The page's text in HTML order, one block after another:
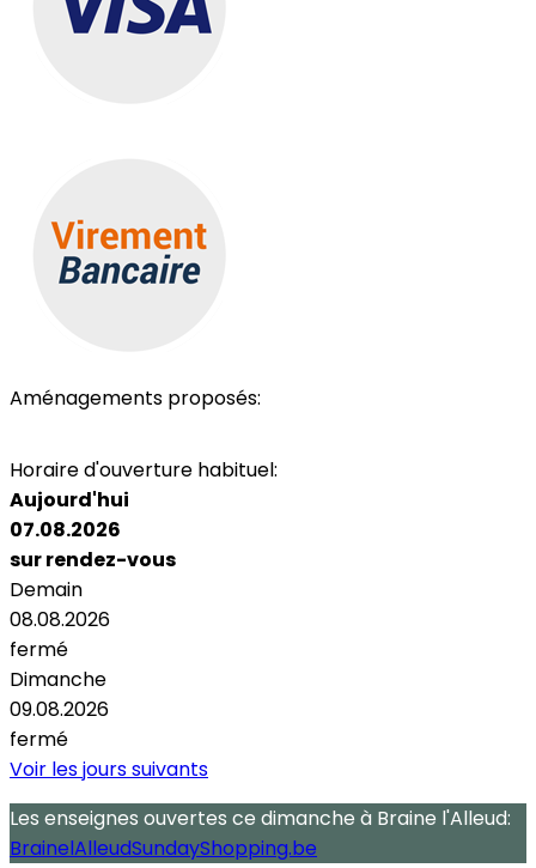
Aménagements proposés:
Horaire d'ouverture habituel:
Aujourd'hui
07.08.2026
sur rendez-vous
Demain
08.08.2026
fermé
Dimanche
09.08.2026
fermé
Voir les jours suivants
Les enseignes ouvertes ce dimanche à Braine l'Alleud:
BrainelAlleudSundayShopping.be